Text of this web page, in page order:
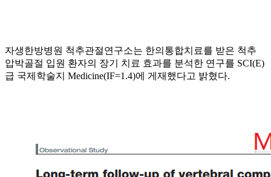
자생한방병원 척추관절연구소는 한의통합치료를 받은 척추
압박골절 입원 환자의 장기 치료 효과를 분석한 연구를 SCI(E)
급 국제학술지 Medicine(IF=1.4)에 게재했다고 밝혔다.